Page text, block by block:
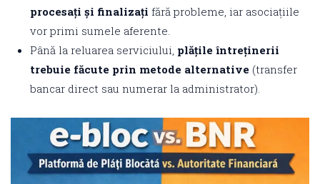
procesați și finalizați fără probleme, iar asociațiile
vor primi sumele aferente.
Până la reluarea serviciului, plățile întreținerii
trebuie făcute prin metode alternative (transfer
bancar direct sau numerar la administrator).